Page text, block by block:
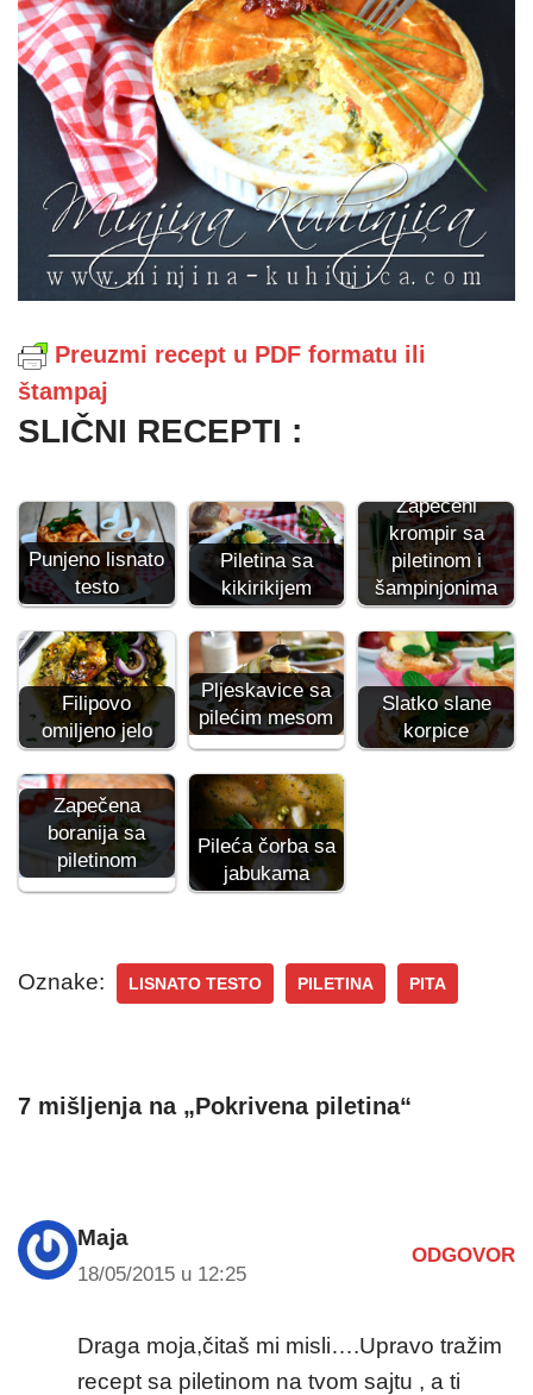
Preuzmi recept u PDF formatu ili
štampaj
SLIČNI RECEPTI :
Punjeno lisnato
testo
Piletina sa
kikirikijem
Zapečeni
krompir sa
piletinom i
šampinjonima
Filipovo
omiljeno jelo
Pljeskavice sa
pilećim mesom
Slatko slane
korpice
Zapečena
boranija sa
piletinom
Pileća čorba sa
jabukama
Oznake: LISNATO TESTO PILETINA PITA
7 mišljenja na „Pokrivena piletina“
Maja
18/05/2015 u 12:25
ODGOVOR
Draga moja,čitaš mi misli….Upravo tražim
recept sa piletinom na tvom sajtu , a ti